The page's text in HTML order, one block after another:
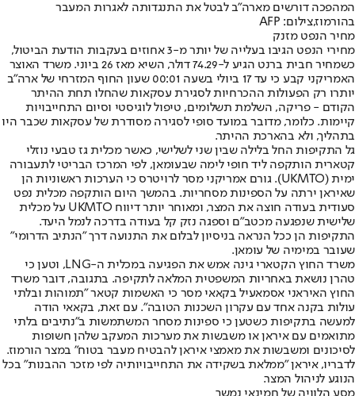
המהפכה דורשים מארה"ב לבטל את התנגדותה לאגרות המעבר
בהורמוז,צילום: AFP
מחיר הנפט מזנק
מחירי הנפט הגיבו בעלייה של יותר מ-3 אחוזים בעקבות הודעת הביטול,
כשמחיר חבית ברנט הגיע ל-74.29 דולר, השיא מאז 26 ביוני. משרד האוצר
האמריקני קבע כי עד 17 ביולי בשעה 00:01 שעון החוף המזרחי של ארה״ב
יותרו רק הפעולות ההכרחיות לסגירת עסקאות שהחלו תחת ההיתר
הקודם - פריקה, השלמת תשלומים, טיפול לוגיסטי וסיום התחייבויות
קיימות. כלומר, מדובר במועד סופי לסגירה מסודרת של עסקאות שכבר היו
בתהליך, ולא בהארכת ההיתר.
גל התקיפות החל בלילה שבין שני לשלישי, כאשר מכלית גז טבעי נוזלי
קטארית הותקפה ליד חופי לימה שבעומאן, לפי המרכז הבריטי לתעבורה
ימית (UKMTO). גורם אמריקני מסר לרויטרס כי הערכות ראשוניות הן
שאיראן ירתה על הספינות מסחריות. בהמשך היום הותקפה מכלית נפט
סעודית בעודה חוצה את המצר, ומאוחר יותר דיווח UKMTO על מכלית
שלישית שנפגעה מכטב״ם וספגה נזק קל בעודה בדרכה לנמל היעד.
התקיפות הן ככל הנראה בניסיון לבלום את התנועה דרך ״הנתיב הדרומי״
שעובר במימיה של עומאן.
משרד החוץ הקטארי גינה אמש את הפגיעה במכלית ה-LNG, וטען כי
טהרן נושאת באחריות המשפטית המלאה לתקיפה. בתגובה, דובר משרד
החוץ האיראני אסמאעיל בקאאי מסר כי האשמות קטאר ״תמוהות ובלתי
עולות בקנה אחד עם עקרון השכנות הטובה״. עם זאת, בקאאי הודה
למעשה בתקיפות כשטען כי ספינות מסחר המשתמשות ב״נתיבים בלתי
מתואמים עם איראן או משבשות את מערכות המעקב שלהן חשופות
לסיכונים ומשבשות את מאמצי איראן להבטיח מעבר בטוח״ במצר הורמוז.
לדבריו, איראן ״ממלאת בשקידה את התחייבויותיה לפי מזכר ההבנות״ בכל
הנוגע לניהול המצר.